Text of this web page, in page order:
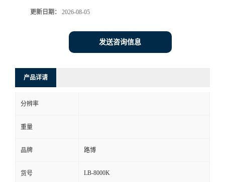
系
更新日期： 2026-08-05
发送咨询信息
产品详请
分辨率
重量
品牌 路博
货号 LB-8000K